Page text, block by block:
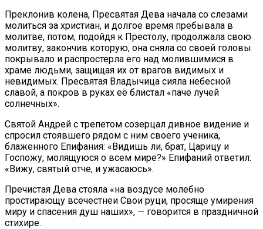
Преклонив колена, Пресвятая Дева начала со слезами
молиться за христиан, и долгое время пребывала в
молитве, потом, подойдя к Престолу, продолжала свою
молитву, закончив которую, она сняла со своей головы
покрывало и распростерла его над молившимися в
храме людьми, защищая их от врагов видимых и
невидимых. Пресвятая Владычица сияла небесной
славой, а покров в руках её блистал «паче лучей
солнечных».
Святой Андрей с трепетом созерцал дивное видение и
спросил стоявшего рядом с ним своего ученика,
блаженного Епифания: «Видишь ли, брат, Царицу и
Госпожу, молящуюся о всем мире?» Епифаний ответил:
«Вижу, святый отче, и ужасаюсь».
Пречистая Дева стояла «на воздусе молебно
простирающу всечестнеи Свои руци, просяще умирения
миру и спасения душ наших», — говорится в праздничной
стихире.